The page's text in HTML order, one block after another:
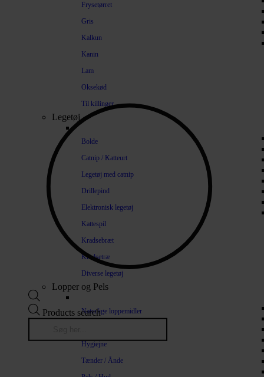
Frysetørret
Gris
Kalkun
Kanin
Lam
Oksekød
Til killinger
Legetøj
Bolde
Catnip / Katteurt
Legetøj med catnip
Drillepind
Elektronisk legetøj
Kattespil
Kradsebræt
Kradsetræ
Diverse legetøj
Lopper og Pels
Naturlige loppemidler
Hygiejne
Tænder / Ånde
Products search